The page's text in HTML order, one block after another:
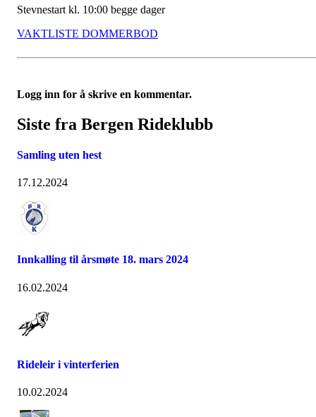
Stevnestart kl. 10:00 begge dager
VAKTLISTE DOMMERBOD
Logg inn for å skrive en kommentar.
Siste fra Bergen Rideklubb
Samling uten hest
17.12.2024
Innkalling til årsmøte 18. mars 2024
16.02.2024
Rideleir i vinterferien
10.02.2024